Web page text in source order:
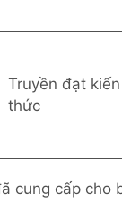
Truyền đạt kiến
thức
cung cấp cho